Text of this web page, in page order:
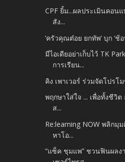
CPF ยิ้ม...ผลประเมินคอน
สัง...
‘ครัวคุณต๋อย ยกทัพ’ บุก ‘ช้
มีไอเดียอย่าเก็บไว้ TK
การเรียน...
คิง เพาเวอร์ ร่วมจัดโปร
พฤกษาใส่ใจ ... เพื่อทั้งชีวิ
ส...
Re:learning NOW พลิกมุ
หาโอ...
“แซ็ค ชุมแพ” ชวนฟินผลง